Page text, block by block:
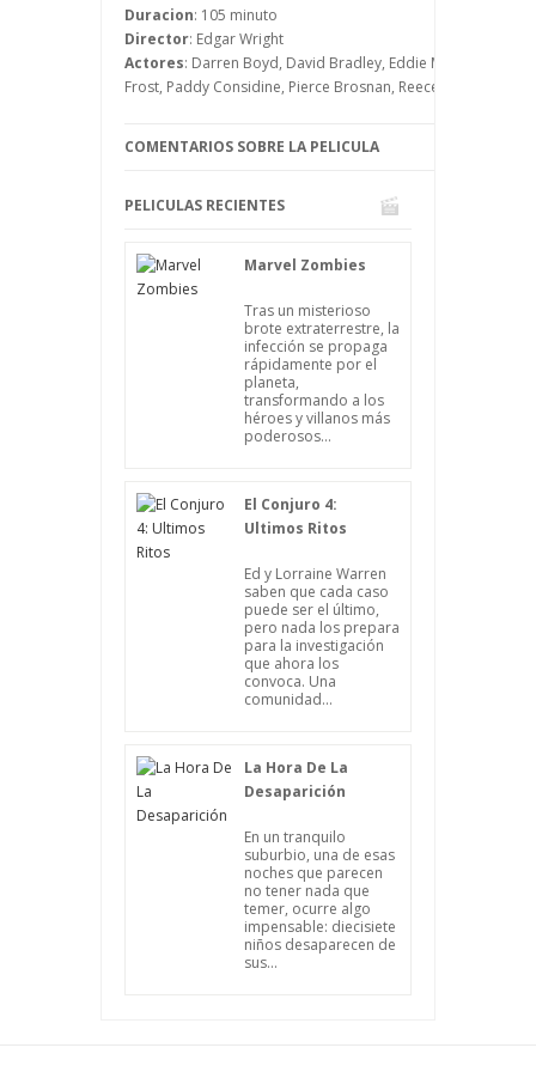
que llegar hasta el pub no sea un
problema para ellos, pues tienen que
solucionar algo mucho más importante,
que pone en juego el futuro de la
Duracion: 105 minuto
Director: Edgar Wright
Actores: Darren Boyd, David Bradley, Eddie Marsan, Mark
Frost, Paddy Considine, Pierce Brosnan, Reece Shearsmith,
COMENTARIOS SOBRE LA PELICULA
PELICULAS RECIENTES
Marvel Zombies
Tras un misterioso
brote extraterrestre, la
infección se propaga
rápidamente por el
planeta,
transformando a los
héroes y villanos más
poderosos...
El Conjuro 4:
Ultimos Ritos
Ed y Lorraine Warren
saben que cada caso
puede ser el último,
pero nada los prepara
para la investigación
que ahora los
convoca. Una
comunidad...
La Hora De La
Desaparición
En un tranquilo
suburbio, una de esas
noches que parecen
no tener nada que
temer, ocurre algo
impensable: diecisiete
niños desaparecen de
sus...